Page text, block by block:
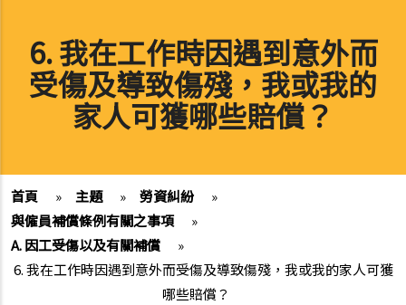
6. 我在工作時因遇到意外而
受傷及導致傷殘，我或我的
家人可獲哪些賠償？
首頁 » 主題 » 勞資糾紛
»
與僱員補償條例有關之事項
»
A. 因工受傷以及有關補償
»
6. 我在工作時因遇到意外而受傷及導致傷殘，我或我的家人可獲
哪些賠償？